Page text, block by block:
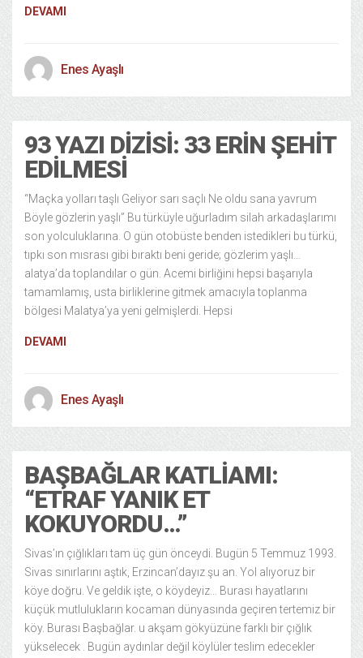
DEVAMI
Enes Ayaşlı
93 YAZI DIZISI: 33 ERIN ŞEHIT
EDILMESI
“Maçka yolları taşlı Geliyor sarı saçlı Ne oldu sana yavrum
Böyle gözlerin yaşlı” Bu türküyle uğurladım silah arkadaşlarımı
son yolculuklarına. O gün otobüste benden istedikleri bu türkü,
tıpkı son mısrası gibi bıraktı beni geride; gözlerim yaşlı…
alatya’da toplandılar o gün. Acemi birliğini hepsi başarıyla
tamamlamış, usta birliklerine gitmek amacıyla toplanma
bölgesi Malatya’ya yeni gelmişlerdi. Hepsi
DEVAMI
Enes Ayaşlı
BAŞBAĞLAR KATLIAMI:
“ETRAF YANIK ET
KOKUYORDU…”
Sivas’ın çığlıkları tam üç gün önceydi. Bugün 5 Temmuz 1993.
Sivas sınırlarını aştık, Erzincan’dayız şu an. Yol alıyoruz bir
köye doğru. Ve geldik işte, o köydeyiz… Burası hayatlarını
küçük mutlulukların kocaman dünyasında geçiren tertemiz bir
köy. Burası Başbağlar. u akşam gökyüzüne farklı bir çığlık
yükselecek . Bugün aydınlar değil köylüler teslim edecekler